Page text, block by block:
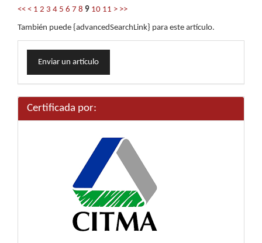
<< < 1 2 3 4 5 6 7 8 9 10 11 > >>
También puede {advancedSearchLink} para este artículo.
Enviar
unEnviar un artículo
Certificada por: